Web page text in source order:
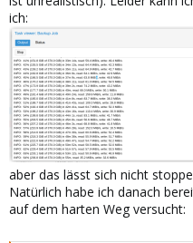
ich:
aber das lässt sich nicht
Natürlich habe ich danach
auf dem harten Weg versucht: